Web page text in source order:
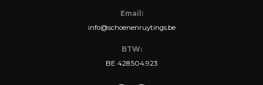
Email:
info@schoenenruytings.be
BTW:
BE 428.504.923